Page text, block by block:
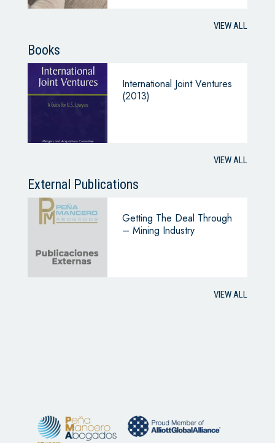
VIEW ALL
Books
International Joint Ventures
(2013)
VIEW ALL
External Publications
Getting The Deal Through
– Mining Industry
VIEW ALL